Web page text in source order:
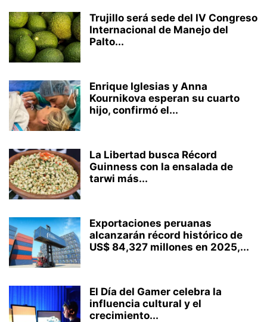
Trujillo será sede del IV Congreso
Internacional de Manejo del
Palto...
Enrique Iglesias y Anna
Kournikova esperan su cuarto
hijo, confirmó el...
La Libertad busca Récord
Guinness con la ensalada de
tarwi más...
Exportaciones peruanas
alcanzarán récord histórico de
US$ 84,327 millones en 2025,...
El Día del Gamer celebra la
influencia cultural y el
crecimiento...